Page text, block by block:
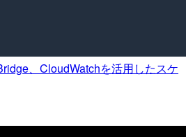
、CloudWatchを活用したスケ